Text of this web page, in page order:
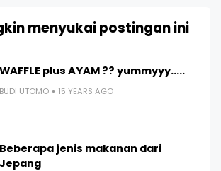
menyukai postingan ini
WAFFLE plus AYAM ?? yummyyy.....
BUDI UTOMO 15 YEARS AGO
Beberapa jenis makanan dari
Jepang